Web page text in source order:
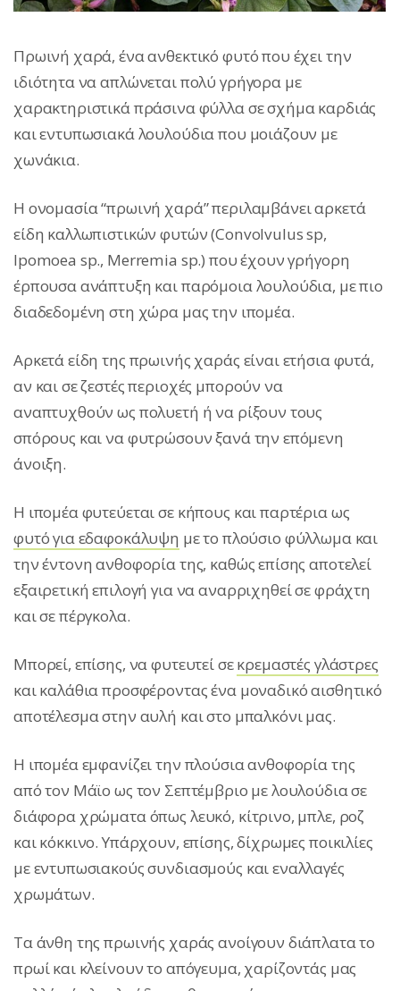
Πρωινή χαρά, ένα ανθεκτικό φυτό που έχει την
ιδιότητα να απλώνεται πολύ γρήγορα με
χαρακτηριστικά πράσινα φύλλα σε σχήμα καρδιάς
και εντυπωσιακά λουλούδια που μοιάζουν με
χωνάκια.
Η ονομασία “πρωινή χαρά” περιλαμβάνει αρκετά
είδη καλλωπιστικών φυτών (Convolvulus sp,
Ipomoea sp., Merremia sp.) που έχουν γρήγορη
έρπουσα ανάπτυξη και παρόμοια λουλούδια, με πιο
διαδεδομένη στη χώρα μας την ιπομέα.
Αρκετά είδη της πρωινής χαράς είναι ετήσια φυτά,
αν και σε ζεστές περιοχές μπορούν να
αναπτυχθούν ως πολυετή ή να ρίξουν τους
σπόρους και να φυτρώσουν ξανά την επόμενη
άνοιξη.
Η ιπομέα φυτεύεται σε κήπους και παρτέρια ως
φυτό για εδαφοκάλυψη με το πλούσιο φύλλωμα και
την έντονη ανθοφορία της, καθώς επίσης αποτελεί
εξαιρετική επιλογή για να αναρριχηθεί σε φράχτη
και σε πέργκολα.
Μπορεί, επίσης, να φυτευτεί σεκρεμαστές γλάστρες
και καλάθια προσφέροντας ένα μοναδικό αισθητικό
αποτέλεσμα στην αυλή και στο μπαλκόνι μας.
Η ιπομέα εμφανίζει την πλούσια ανθοφορία της
από τον Μάϊο ως τον Σεπτέμβριο με λουλούδια σε
διάφορα χρώματα όπως λευκό, κίτρινο, μπλε, ροζ
και κόκκινο. Υπάρχουν, επίσης, δίχρωμες ποικιλίες
με εντυπωσιακούς συνδιασμούς και εναλλαγές
χρωμάτων.
Τα άνθη της πρωινής χαράς ανοίγουν διάπλατα το
πρωί και κλείνουν το απόγευμα, χαρίζοντάς μας